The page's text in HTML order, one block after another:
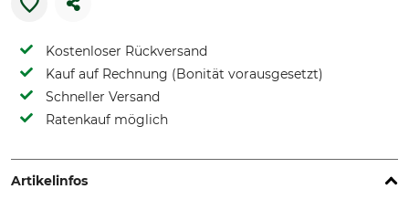
Kostenloser Rückversand
Kauf auf Rechnung (Bonität vorausgesetzt)
Schneller Versand
Ratenkauf möglich
Artikelinfos